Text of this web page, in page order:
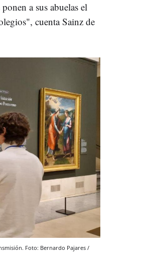
a sus abuelas el
cuenta Sainz de
Foto: Bernardo Pajares /